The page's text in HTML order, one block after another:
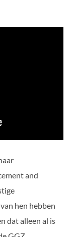
and
hen hebben
dat alleen al is